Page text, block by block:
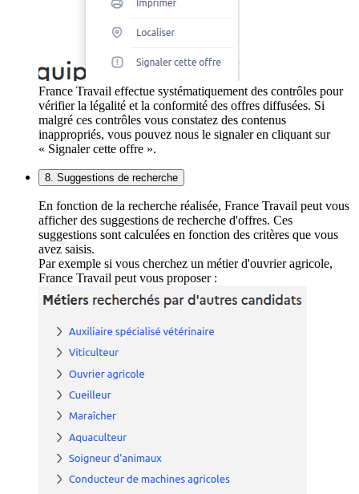
France Travail effectue systématiquement des contrôles pour
vérifier la légalité et la conformité des offres diffusées. Si
malgré ces contrôles vous constatez des contenus
inappropriés, vous pouvez nous le signaler en cliquant sur
« Signaler cette offre ».
8. Suggestions de recherche
En fonction de la recherche réalisée, France Travail peut vous
afficher des suggestions de recherche d'offres. Ces
suggestions sont calculées en fonction des critères que vous
avez saisis.
Par exemple si vous cherchez un métier d'ouvrier agricole,
France Travail peut vous proposer :